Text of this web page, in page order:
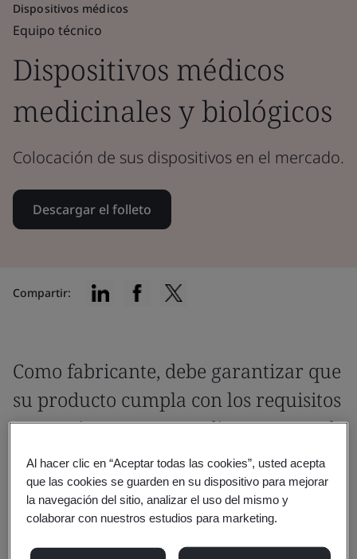
Dispositivos médicos
Equipo técnico
Dispositivos médicos
medicinales y biológicos
Colocación de sus dispositivos en el mercado.
Descargar el folleto
Compartir:
Como fabricante, debe garantizar que
su producto cumpla con los requisitos
normativos correspondientes antes de
que se coloque en el mercado.
Es fundamental trabajar con un organismo
notificado de la UE o un organismo aprobado
por el Reino Unido que comprenda la
Al hacer clic en “Aceptar todas las cookies”, usted acepta
que las cookies se guarden en su dispositivo para mejorar
la navegación del sitio, analizar el uso del mismo y
colaborar con nuestros estudios para marketing.